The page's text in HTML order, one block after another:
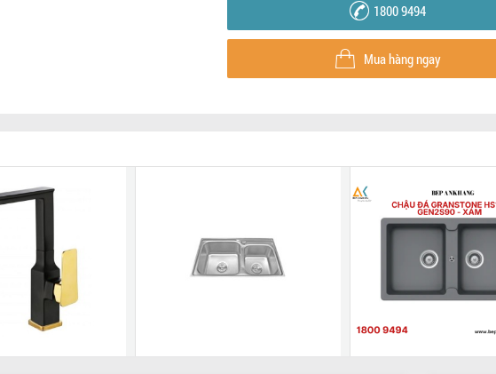
1800 9494
Mua hàng ngay